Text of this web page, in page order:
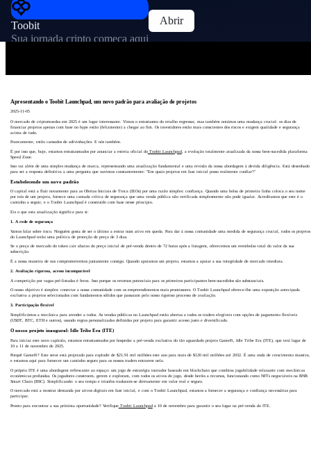
Toobit
Sua jornada cripto começa aqui
Abrir
Apresentando o Toobit Launchpad, um novo padrão para avaliação de projetos
2025-11-05
O mercado de criptomoedas em 2025 é um lugar interessante. Vimos o entusiasmo do retalho regressar, mas também notámos uma mudança crucial: os dias de
financiar projetos apenas com base no hype estão (felizmente) a chegar ao fim. Os investidores estão mais conscientes dos riscos e exigem qualidade e segurança
acima de tudo.
Francamente, estão cansados de adivinhações. E nós também.
É por isso que, hoje, estamos entusiasmados por anunciar a estreia oficial doToobit Launchpad, a evolução totalmente atualizada da nossa bem-sucedida plataforma
Speed Zone.
Isso vai além de uma simples mudança de marca, representando uma atualização fundamental e uma revisão da nossa abordagem à devida diligência. Está desenhado
para ser a resposta definitiva a uma pergunta que ouvimos constantemente: "Em quais projetos em fase inicial posso realmente confiar?"
Estabelecendo um novo padrão
O capital está a fluir novamente para as Ofertas Iniciais de Troca (IEOs) por uma razão simples: confiança. Quando uma bolsa de primeira linha coloca o seu nome
por trás de um projeto, fornece uma camada crítica de segurança que uma venda pública não verificada simplesmente não pode igualar. Acreditamos que este é o
caminho a seguir, e o Toobit Launchpad é construído com base nesse princípio.
Eis o que esta atualização significa para si:
1. A rede de segurança
Vamos falar sobre risco. Ninguém gosta de ser o último a entrar num ativo em queda. Para dar à nossa comunidade uma medida de segurança crucial, todos os projetos
do Launchpad terão uma política de proteção de preço de 3 dias.
Se o preço de mercado do token cair abaixo do preço inicial de pré-venda dentro de 72 horas após a listagem, oferecemos um reembolso total do valor da sua
subscrição.
É a nossa maneira de nos comprometermos juntamente consigo. Quando apoiamos um projeto, estamos a apoiar a sua integridade de mercado imediata.
2. Avaliação rigorosa, acesso incomparável
A competição por vagas pré-listadas é feroz. Isso porque os retornos potenciais para os primeiros participantes bem-sucedidos são substanciais.
O nosso objetivo é simples: conectar a nossa comunidade com os empreendimentos mais promissores. O Toobit Launchpad oferece-lhe uma exposição antecipada
exclusiva a projetos selecionados com fundamentos sólidos que passaram pelo nosso rigoroso processo de avaliação.
3. Participação flexível
Simplificámos a mecânica para atender a todos. As vendas públicas no Launchpad estão abertas a todos os traders elegíveis com opções de pagamento flexíveis
(USDT, BTC, ETH e outros), usando regras personalizadas definidas por projeto para garantir acesso justo e diversificado.
O nosso projeto inaugural: Idle Tribe Era (ITE)
Para iniciar este novo capítulo, estamos entusiasmados por hospedar a pré-venda exclusiva do tão aguardado projeto GameFi, Idle Tribe Era (ITE), que terá lugar de
10 a 11 de novembro de 2025.
Porquê GameFi? Este setor está projetado para explodir de $21,91 mil milhões este ano para mais de $120 mil milhões até 2032. É uma onda de crescimento massiva,
e estamos aqui para fornecer um caminho seguro para os nossos traders entrarem nela.
O próprio ITE é uma abordagem refrescante ao espaço: um jogo de estratégia inovador baseado em blockchain que combina jogabilidade relaxante com mecânicas
económicas profundas. Os jogadores constroem, gerem e exploram, com todos os ativos do jogo, desde heróis a recursos, funcionando como NFTs negociáveis na BNB
Smart Chain (BSC). Simplificando: o seu tempo e triunfos traduzem-se diretamente em valor real e seguro.
O mercado está a mostrar demanda por ativos digitais em fase inicial, e com o Toobit Launchpad, estamos a fornecer a segurança e confiança necessárias para
participar.
Pronto para encontrar a sua próxima oportunidade? VerifiqueToobit Launchpada 10 de novembro para garantir o seu lugar na pré-venda do ITE.